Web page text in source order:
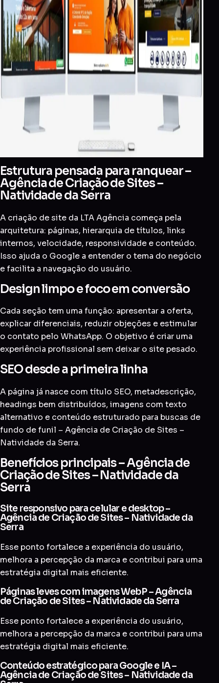
Estrutura pensada para ranquear –
Agência de Criação de Sites –
Natividade da Serra
A criação de site da LTA Agência começa pela
arquitetura: páginas, hierarquia de títulos, links
internos, velocidade, responsividade e conteúdo.
Isso ajuda o Google a entender o tema do negócio
e facilita a navegação do usuário.
Design limpo e foco em conversão
Cada seção tem uma função: apresentar a oferta,
explicar diferenciais, reduzir objeções e estimular
o contato pelo WhatsApp. O objetivo é criar uma
experiência profissional sem deixar o site pesado.
SEO desde a primeira linha
A página já nasce com título SEO, metadescrição,
headings bem distribuídos, imagens com texto
alternativo e conteúdo estruturado para buscas de
fundo de funil – Agência de Criação de Sites –
Natividade da Serra.
Benefícios principais – Agência de
Criação de Sites – Natividade da
Serra
Site responsivo para celular e desktop –
Agência de Criação de Sites – Natividade da
Serra
Esse ponto fortalece a experiência do usuário,
melhora a percepção da marca e contribui para uma
estratégia digital mais eficiente.
Páginas leves com imagens WebP – Agência
de Criação de Sites – Natividade da Serra
Esse ponto fortalece a experiência do usuário,
melhora a percepção da marca e contribui para uma
estratégia digital mais eficiente.
Conteúdo estratégico para Google e IA –
Agência de Criação de Sites – Natividade da